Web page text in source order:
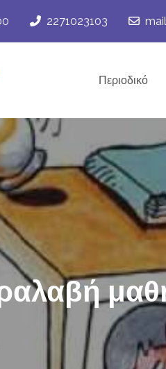
2271023103
Περιοδικό